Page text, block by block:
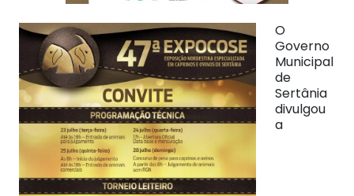
O
Governo
Municipal
de
Sertânia
divulgou
a